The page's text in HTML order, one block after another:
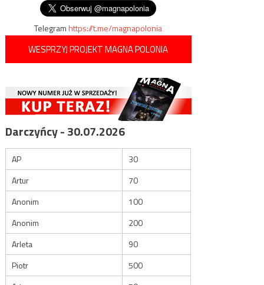
wpisu
Telegramhttps://t.me/magnapolonia
WESPRZYJ PROJEKT MAGNA POLONIA
Darczyńcy - 30.07.2026
AP
30
Artur
70
Anonim
100
Anonim
200
Arleta
90
Piotr
500